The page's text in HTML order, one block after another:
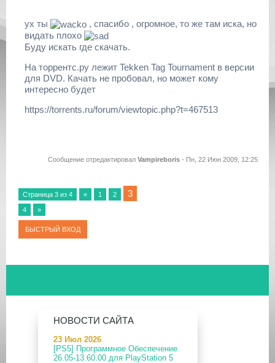
ух ты
, спасибо , огромное, то же там иска, но
видать плохо
Буду искать где скачать.
На торрентс.ру лежит Tekken Tag Tournament в версии
для DVD. Качать не пробовал, но может кому
интересно будет
https://torrents.ru/forum/viewtopic.php?t=467513
Сообщение отредактировал Vampireboris - Пн, 22 Июн 2009, 12:25
Страница 3 из 4 « 1 2 3
4 »
НОВОСТИ САЙТА
23 Июл 2026
[PS5] Программное Обеспечение
26.05-13.60.00 для PlayStation 5